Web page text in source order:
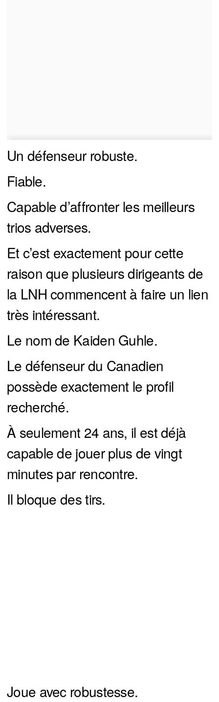
Un défenseur robuste.
Fiable.
Capable d’affronter les meilleurs
trios adverses.
Et c’est exactement pour cette
raison que plusieurs dirigeants de
la LNH commencent à faire un lien
très intéressant.
Le nom de Kaiden Guhle.
Le défenseur du Canadien
possède exactement le profil
recherché.
À seulement 24 ans, il est déjà
capable de jouer plus de vingt
minutes par rencontre.
Il bloque des tirs.
Joue avec robustesse.